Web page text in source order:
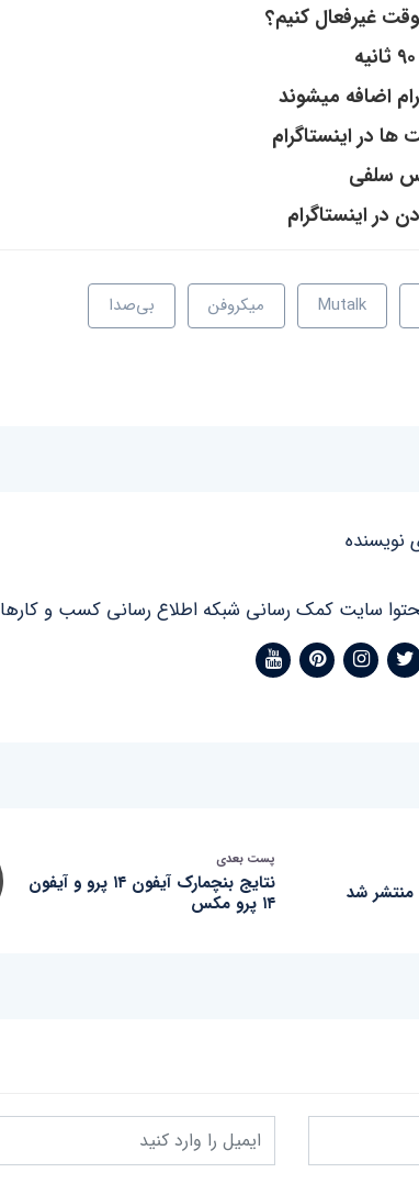
غیرفعال کنیم؟
اضافه میشوند
در اینستاگرام
سلفی
در اینستاگرام
Mutalk میکروفن بی‌صدا
نویسنده
سایت کمک رسانی شبکه اطلاع رسانی کسب و کارها
پست بعدی
نتایج بنچمارک آیفون ۱۴ پرو و آیفون
۱۴ پرو مکس